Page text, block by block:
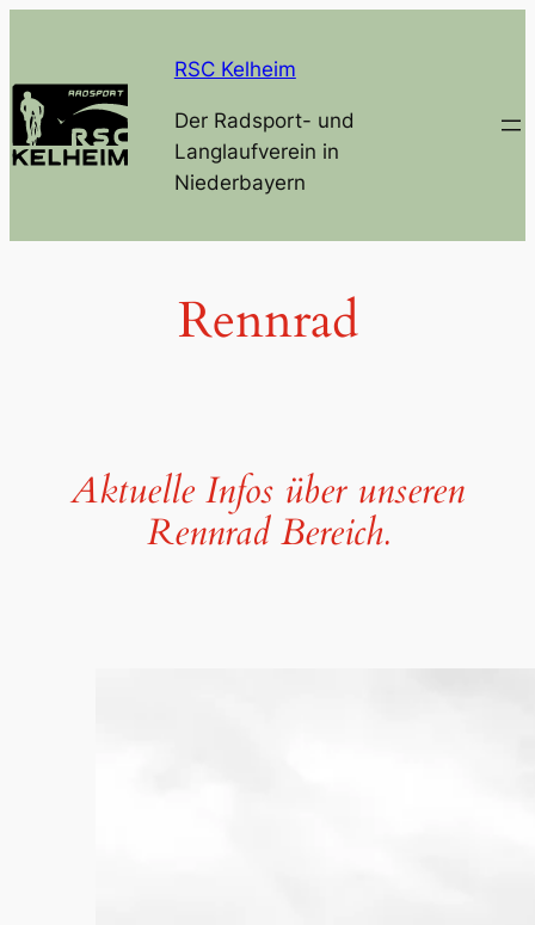
springen
RSC Kelheim
Der Radsport- und
Langlaufverein in
Niederbayern
Rennrad
Aktuelle Infos über unseren
Rennrad Bereich.